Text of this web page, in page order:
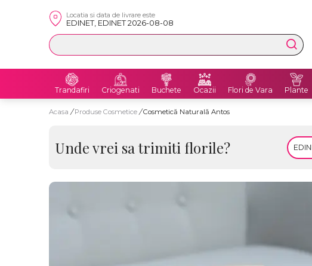
Locatia si data de livrare este
EDINET, EDINET 2026-08-08
Trandafiri Criogenati Buchete Ocazii Flori de Vara Plante
Acasa / Produse Cosmetice / Cosmetică Naturală Antos
Unde vrei sa trimiti florile?